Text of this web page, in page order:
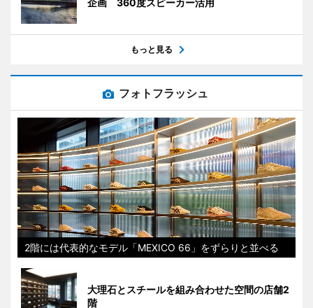
もっと見る
フォトフラッシュ
2階には代表的なモデル「MEXICO 66」をずらりと並べる
大理石とスチールを組み合わせた空間の店舗2
階